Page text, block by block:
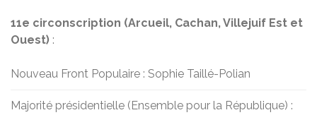
11e circonscription (Arcueil, Cachan, Villejuif Est et
Ouest) :
Nouveau Front Populaire : Sophie Taillé-Polian
Majorité présidentielle (Ensemble pour la République) :